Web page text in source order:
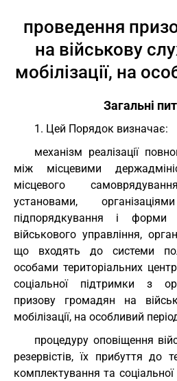
проведення
на військову
мобілізації, на
Загальні
1. Цей Порядок визначає:
механізм реалізації
між місцевими
місцевого
установами,
підпорядкування і форми
військового управління,
що входять до системи
особами територіальних
соціальної підтримки з
призову громадян на
мобілізації, на особливий
процедуру оповіщення
резервістів, їх прибуття до
комплектування та